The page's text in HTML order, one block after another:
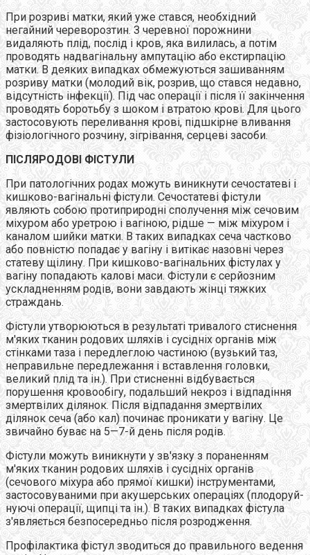
При розриві матки, який уже стався, необхідний
негайний череворозтин. З черевної порожнини
видаляють плід, послід і кров, яка вилилась, а потім
проводять надвагінальну ампутацію або екстирпацію
матки. В деяких випадках обмежуються зашиванням
розриву матки (молодий вік, розрив, що стався недавно,
відсутність інфекції). Під час операції і після її закінчення
проводять боротьбу з шоком і втратою крові. Для цього
застосовують переливання крові, підшкірне вливання
фізіологічного розчину, зігрівання, серцеві засоби.
ПІСЛЯРОДОВІ ФІСТУЛИ
При патологічних родах можуть виникнути сечостатеві і
кишково-вагінальні фістули. Сечостатеві фістули
являють собою протиприродні сполучення між сечовим
міхуром або уретрою і вагіною, рідше — між міхуром і
каналом шийки матки. В таких випадках сеча частково
або повністю попадає у вагіну і витікає назовні через
статеву щілину. При кишково-вагінальних фістулах у
вагіну попадають калові маси. Фістули є серйозним
ускладненням родів, вони завдають жінці тяжких
страждань.
Фістули утворюються в результаті тривалого стиснення
м'яких тканин родових шляхів і сусідніх органів між
стінками таза і передлеглою частиною (вузький таз,
неправильне передлежання і вставлення головки,
великий плід та ін.). При стисненні відбувається
порушення кровообігу, подальший некроз і відпадіння
змертвілих ділянок. Після відпадання змертвілих
ділянок сеча (або кал) починає проникати у вагіну. Це
звичайно буває на 5—7-й день після родів.
Фістули можуть виникнути у зв'язку з пораненням
м'яких тканин родових шляхів і сусідніх органів
(сечового міхура або прямої кишки) інструментами,
застосовуваними при акушерських операціях (плодоруй-
нуючі операції, щипці та ін.). В таких випадках фістула
з'являється безпосередньо після розродження.
Профілактика фістул зводиться до правильного ведення